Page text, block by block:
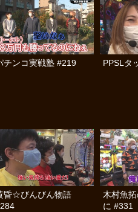
チンコ実戦塾 #219 PPSLタ
昏☆びんびん物語
木村魚
に #331